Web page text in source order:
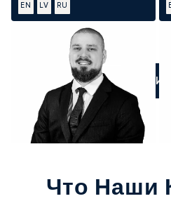
EN LV RU
Что Наши